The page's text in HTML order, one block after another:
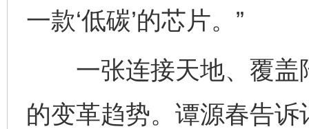
一款‘低碳’的芯片。”
一张连接天地、覆盖
的变革趋势。谭源春告